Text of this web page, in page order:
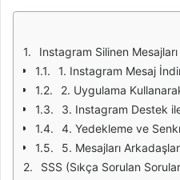
Instagram Silinen
1. Instagram Mesaj
2. Uygulama
3. Instagram Destek
4. Yedekleme ve
5. Mesajları
SSS (Sıkça Sorulan